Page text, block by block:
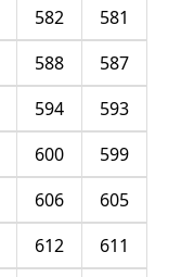
581
582
587
588
593
594
599
600
605
606
611
612